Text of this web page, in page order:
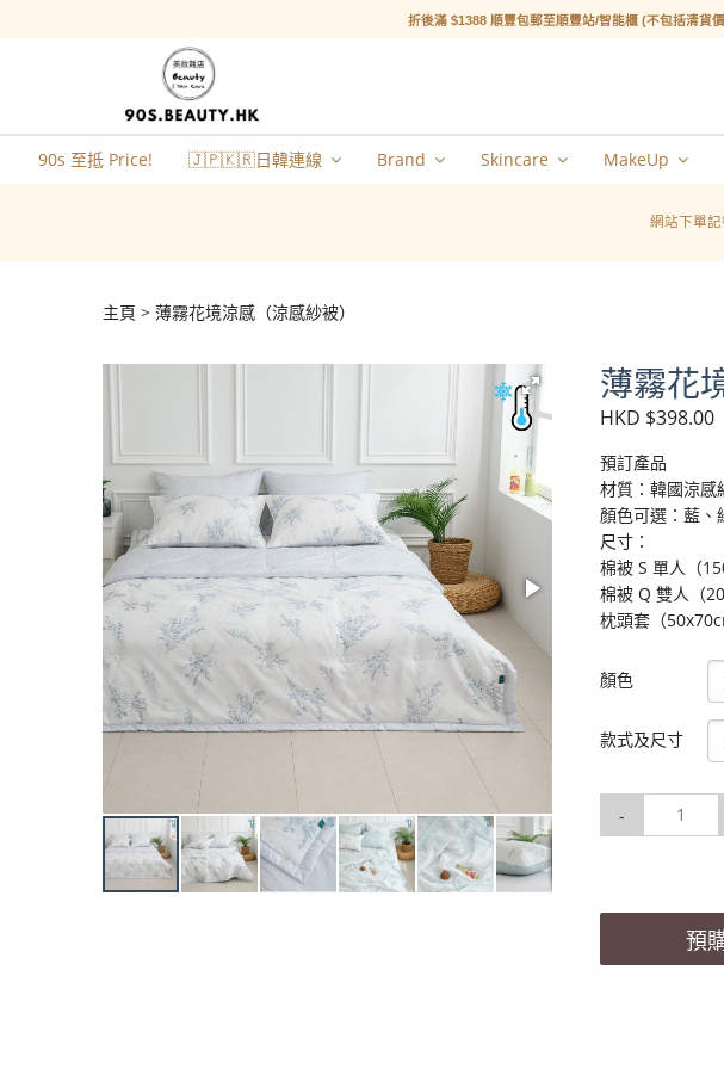
折後滿 $1388 順豐包郵至順豐站/智能櫃 (不包括清貨
90s 至抵 Price! 🇯🇵🇰🇷日韓連線 Brand Skincare MakeUp
網站下單
主頁 薄霧花境涼感（涼感紗被）
薄霧花
HKD $398.00
預訂產品
材質：韓國涼感
顏色可選：藍、
尺寸：
棉被 S 單人（
棉被 Q 雙人（
枕頭套（
顏色
款式及尺寸
-
預